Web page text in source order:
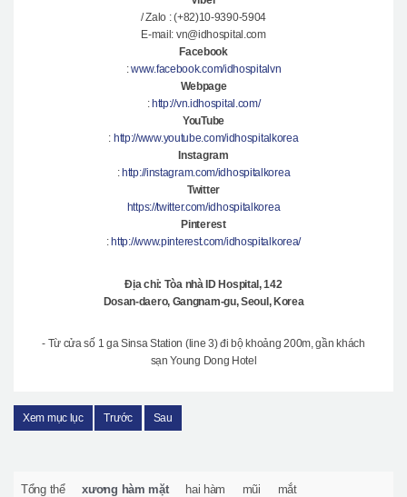
/ Zalo : (+82)10-9390-5904
E-mail: vn@idhospital.com
Facebook
:www.facebook.com/idhospitalvn
Webpage
: http://vn.idhospital.com/
YouTube
: http://www.youtube.com/idhospitalkorea
Instagram
: http://instagram.com/idhospitalkorea
Twitter
https://twitter.com/idhospitalkorea
Pinterest
: http://www.pinterest.com/idhospitalkorea/
Địa chỉ: Tòa nhà ID Hospital, 142
Dosan-daero, Gangnam-gu, Seoul, Korea
- Từ cửa số 1 ga Sinsa Station (line 3) đi bộ khoảng 200m, gần khách
sạn Young Dong Hotel
Xem mục lục Trước Sau
Tổng thể xương hàm mặt hai hàm mũi mắt